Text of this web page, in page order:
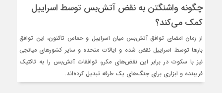
چگونه واشنگتن به نقض آتش‌بس توسط اسراییل
کمک می‌کند؟
از زمان امضای توافق آتش‌بس میان اسراییل و حماس تاکنون، این توافق
بارها توسط اسراییل نقض شده و ایالات متحده و سایر کشورهای میانجی
نیز با سکوت در برابر این نقض‌های مکرر، توافقات آتش‌بس را به تاکتیک
فریبنده و ابزاری برای جنگ‌های یک طرفه تبدیل کرده‌اند.